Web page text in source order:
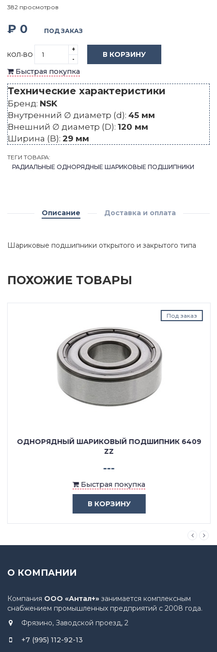
382 просмотров
₽ 0 ПОД ЗАКАЗ
КОЛ-ВО
+
-
В КОРЗИНУ
Быстрая покупка
Технические характеристики
Бренд: NSK
Внутренний ∅ диаметр (d): 45 мм
Внешний ∅ диаметр (D): 120 мм
Ширина (B): 29 мм
ТЕГИ ТОВАРА:
РАДИАЛЬНЫЕ ОДНОРЯДНЫЕ ШАРИКОВЫЕ ПОДШИПНИКИ
Описание Доставка и оплата
Шариковые подшипники открытого и закрытого типа
ПОХОЖИЕ ТОВАРЫ
Под заказ
ОДНОРЯДНЫЙ ШАРИКОВЫЙ ПОДШИПНИК 6409
ZZ
---
Быстрая покупка
В КОРЗИНУ
О КОМПАНИИ
Компания ООО «Антал+» занимается комплексным
снабжением промышленных предприятий с 2008 года.
Фрязино, Заводской проезд, 2
+7 (995) 112-92-13